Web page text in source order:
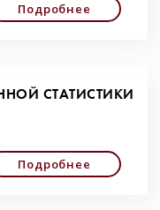
Подробнее
СТАТИСТИКИ
Подробнее